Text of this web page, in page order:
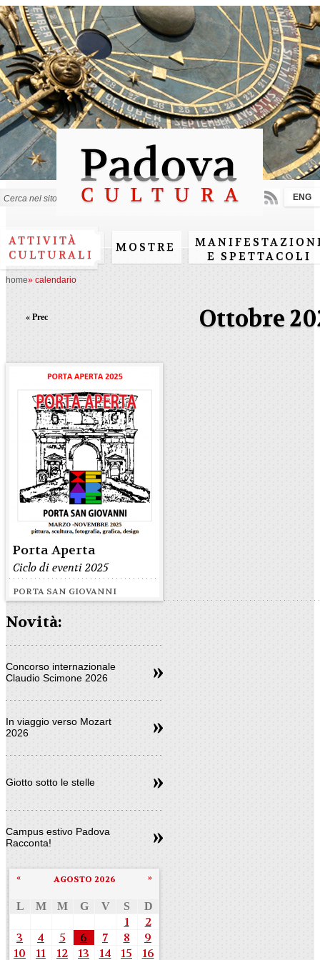
Salta al
contenuto
principale
ATTIVITÀ
CULTURALI
MOSTRE
E SPETTACOLI
ENG
home» calendario
Ottobre
« Prec
Porta Aperta
Ciclo di eventi 2025
PORTA SAN GIOVANNI
Novità:
Concorso internazionale
Claudio Scimone 2026
In viaggio verso Mozart
2026
Giotto sotto le stelle
Campus estivo Padova
Racconta!
AGOSTO 2026
« »
L M M G V S D
1
2
3
4 5 6 7 8
9
10
11 12 13 14 15 16